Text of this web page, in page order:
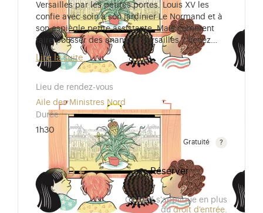
Versailles par les petites portes. Louis XV les
confie avec soin à son jardinier Le Normand et à
son espiègle petite assistante. Mais comment
faire pousser des ananas à Versailles ? Venez…
Lire la suite
Lieu de rendez-vous
Aile des Ministres Nord
Durée
1h30
Gratuité
Gratuit pour les enfants de moins de 10 ans.
10 € Réserver
Ce tarif s'applique en plus
dudroit d'entrée.